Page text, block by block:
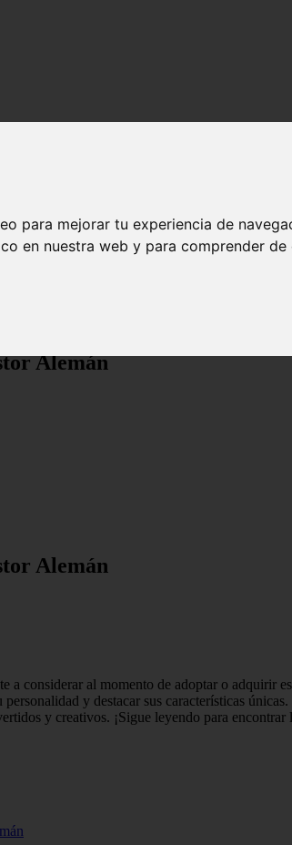
para mejorar tu experiencia de
en nuestra web y para comprender
Alemán
Alemán
a considerar al momento de adoptar o
y destacar sus características
y creativos. ¡Sigue leyendo para